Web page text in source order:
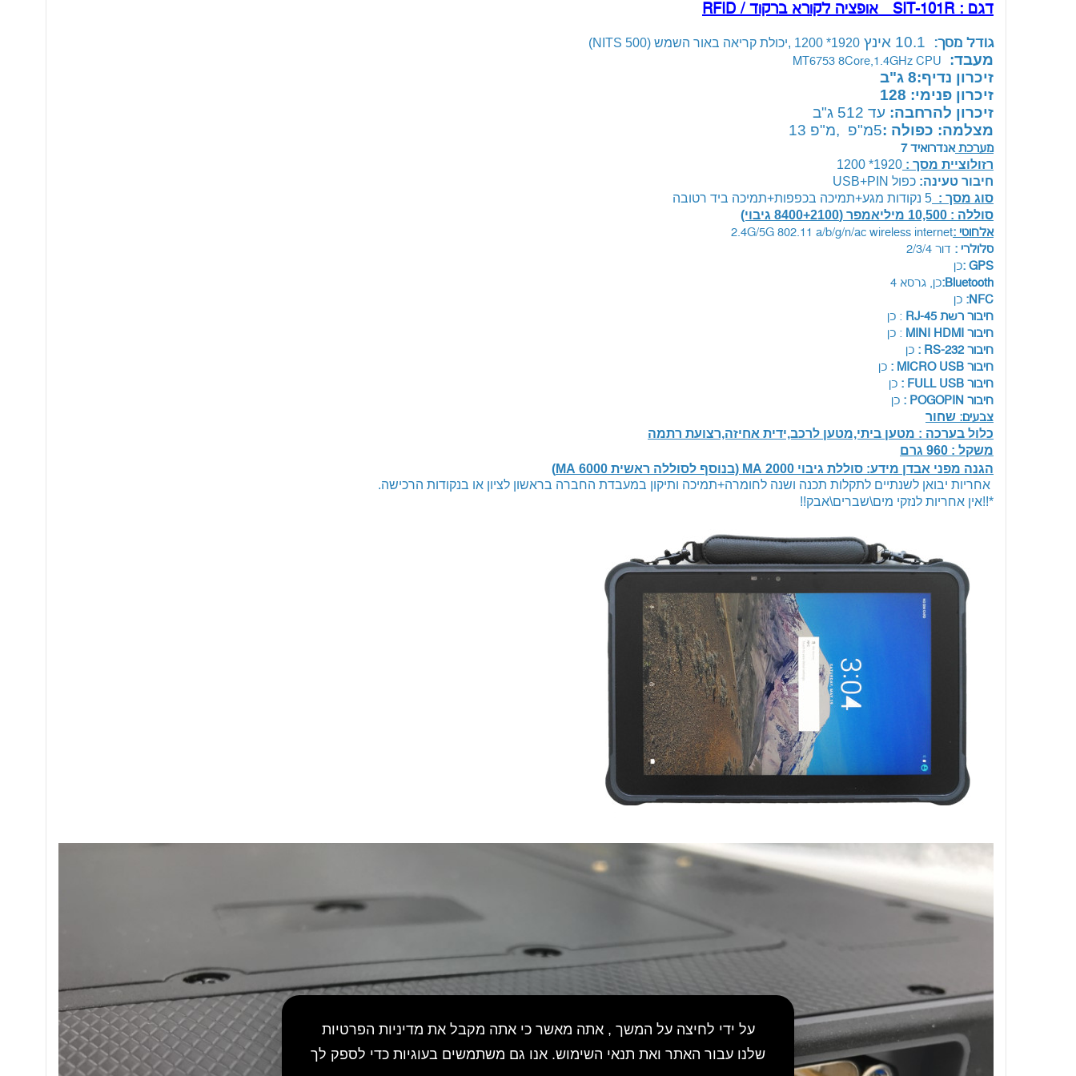
על ידי לחיצה על המשך , אתה מאשר כי אתה מקבל את מדיניות הפרטיות
שלנו עבור האתר ואת תנאי השימוש. אנו גם משתמשים בעוגיות כדי לספק לך
דגם : SIT-101R
אופציה לקורא ברקוד / RFID
גודל מסך: 10.1 אינץ 1920* 1200 ,יכולת קריאה באור השמש (500 NITS)
מעבד: MT6753 8Core,1.4GHz CPU
זיכרון נדיף:8 ג"ב
זיכרון פנימי: 128
זיכרון להרחבה: עד 512 ג"ב
מצלמה: כפולה :5מ"פ ,מ"פ 13
מערכתאנדרואיד 7
רזולוציית מסך : 1920* 1200
חיבור טעינה: כפול USB+PIN
סוג מסך : 5 נקודות מגע+תמיכה בכפפות+תמיכה ביד רטובה
סוללה : 10,500 מיליאמפר (8400+2100 גיבוי)
אלחוטי :2.4G/5G 802.11 a/b/g/n/ac wireless internet
סלולרי : דור 2/3/4
GPS : כן
Bluetooth: כן, גרסא 4
NFC:
כן
חיבור רשת RJ-45
: כן
חיבור MINI HDMI
: כן
חיבור RS-232 :
כן
חיבור MICRO USB :
כן
חיבור FULL USB :
כן
חיבור POGOPIN :
כן
צבעים: שחור
כלול בערכה : מטען ביתי,מטען לרכב,ידית אחיזה,רצועת רתמה
משקל : 960 גרם
הגנה מפני אבדן מידע: סוללת גיבוי 2000 MA (בנוסף לסוללה ראשית 6000 MA)
אחריות יבואן לשנתיים לתקלות תכנה ושנה לחומרה+תמיכה ותיקון במעבדת החברה בראשון לציון או בנקודות הרכישה.
*!!אין אחריות לנזקי מים\שברים\אבק!!